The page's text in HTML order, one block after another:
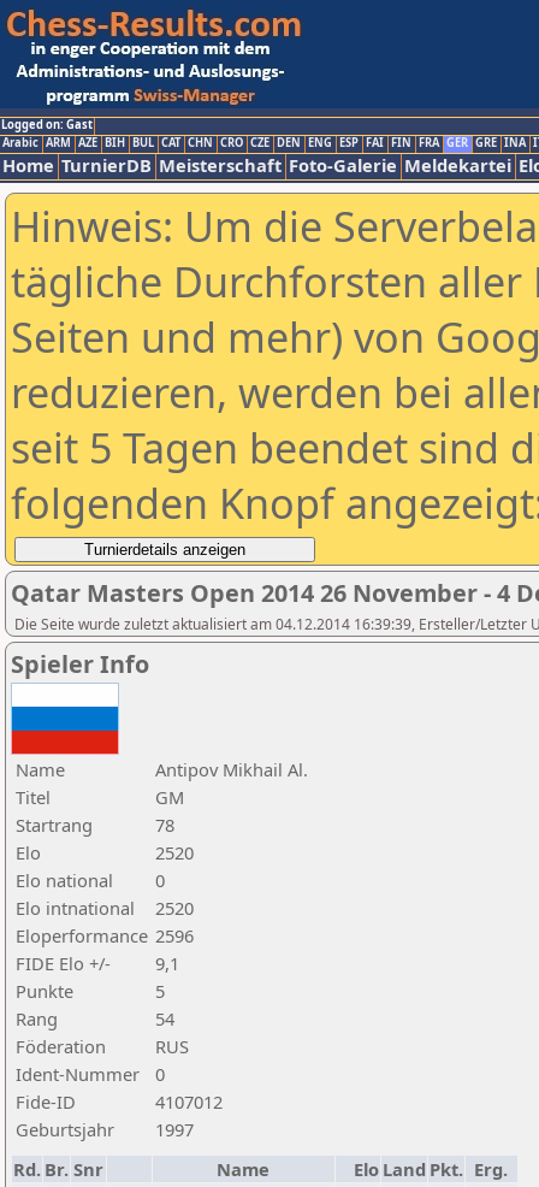
Logged on: Gast
Arabic ARM AZE BIH BUL CAT CHN CRO CZE DEN ENG ESP FAI FIN FRA GER GRE INA
Home TurnierDB Meisterschaft Foto-Galerie Meldekartei
Hinweis: Um die
tägliche Durchforsten aller
Seiten und mehr) von
reduzieren, werden bei
seit 5 Tagen beendet sind
folgenden Knopf
Qatar Masters Open 2014 26 November - 4
Die Seite wurde zuletzt aktualisiert am 04.12.2014 16:39:39, Ersteller/Letzter
Spieler Info
Name
Antipov Mikhail Al.
Titel
GM
Startrang
78
Elo
2520
Elo national
0
Elo intnational
2520
Eloperformance 2596
FIDE Elo +/-
9,1
Punkte
5
Rang
54
Föderation
RUS
Ident-Nummer
0
Fide-ID
4107012
Geburtsjahr
1997
Rd. Br. Snr Name Elo Land Pkt. Erg.